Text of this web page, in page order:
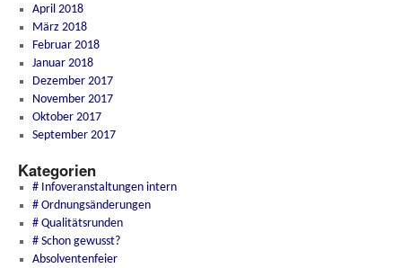
April 2018
März 2018
Februar 2018
Januar 2018
Dezember 2017
November 2017
Oktober 2017
September 2017
Kategorien
# Infoveranstaltungen intern
# Ordnungsänderungen
# Qualitätsrunden
# Schon gewusst?
Absolventenfeier